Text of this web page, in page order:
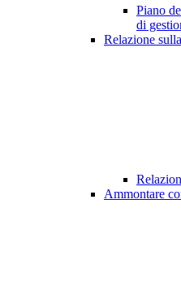
Piano
di
Relazione
Ammontare